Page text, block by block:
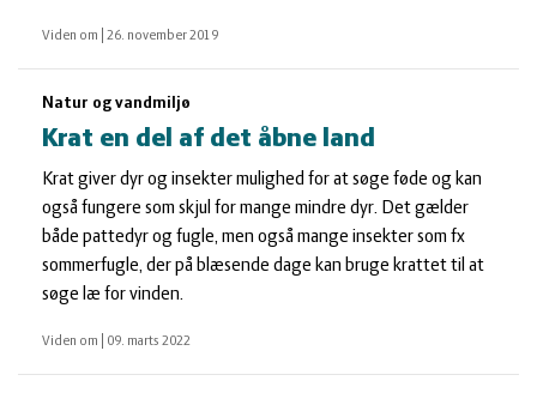
Viden om 26. november 2019
Natur og vandmiljø
Krat en del af det åbne land
Krat giver dyr og insekter mulighed for at søge føde og kan
også fungere som skjul for mange mindre dyr. Det gælder
både pattedyr og fugle, men også mange insekter som fx
sommerfugle, der på blæsende dage kan bruge krattet til at
søge læ for vinden.
Viden om 09. marts 2022